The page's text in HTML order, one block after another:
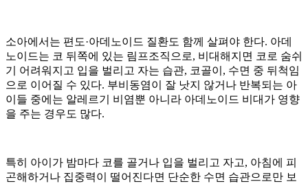
소아에서는 편도·아데노이드 질환도 함께 살펴야 한다. 아데
노이드는 코 뒤쪽에 있는 림프조직으로, 비대해지면 코로 숨쉬
기 어려워지고 입을 벌리고 자는 습관, 코골이, 수면 중 뒤척임
으로 이어질 수 있다. 부비동염이 잘 낫지 않거나 반복되는 아
이들 중에는 알레르기 비염뿐 아니라 아데노이드 비대가 영향
을 주는 경우도 많다.
특히 아이가 밤마다 코를 골거나 입을 벌리고 자고, 아침에 피
곤해하거나 집중력이 떨어진다면 단순한 수면 습관으로만 보